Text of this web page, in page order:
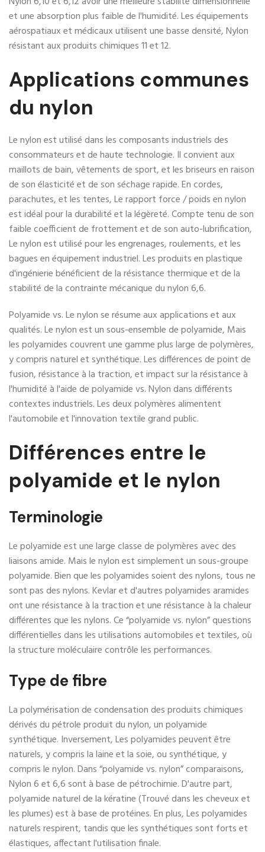
et une absorption plus faible de l'humidité. Les équipements
aérospatiaux et médicaux utilisent une basse densité, Nylon
résistant aux produits chimiques 11 et 12.
Applications communes
du nylon
Le nylon est utilisé dans les composants industriels des
consommateurs et de haute technologie. Il convient aux
maillots de bain, vêtements de sport, et les briseurs en raison
de son élasticité et de son séchage rapide. En cordes,
parachutes, et les tentes, Le rapport force / poids en nylon
est idéal pour la durabilité et la légèreté. Compte tenu de son
faible coefficient de frottement et de son auto-lubrification,
Le nylon est utilisé pour les engrenages, roulements, et les
bagues en équipement industriel. Les produits en plastique
d'ingénierie bénéficient de la résistance thermique et de la
stabilité de la contrainte mécanique du nylon 6,6.
Polyamide vs. Le nylon se résume aux applications et aux
qualités. Le nylon est un sous-ensemble de polyamide, Mais
les polyamides couvrent une gamme plus large de polymères,
y compris naturel et synthétique. Les différences de point de
fusion, résistance à la traction, et impact sur la résistance à
l'humidité à l'aide de polyamide vs. Nylon dans différents
contextes industriels. Les deux polymères alimentent
l'automobile et l'innovation textile grand public.
Différences entre le
polyamide et le nylon
Terminologie
Le polyamide est une large classe de polymères avec des
liaisons amide. Mais le nylon est simplement un sous-groupe
polyamide. Bien que les polyamides soient des nylons, tous ne
sont pas des nylons. Kevlar et d'autres polyamides aramides
ont une résistance à la traction et une résistance à la chaleur
différentes que les nylons. Ce “polyamide vs. nylon” questions
différentielles dans les utilisations automobiles et textiles, où
la structure moléculaire contrôle les performances.
Type de fibre
La polymérisation de condensation des produits chimiques
dérivés du pétrole produit du nylon, un polyamide
synthétique. Inversement, Les polyamides peuvent être
naturels, y compris la laine et la soie, ou synthétique, y
compris le nylon. Dans “polyamide vs. nylon” comparaisons,
Nylon 6 et 6,6 sont à base de pétrochimie. D'autre part,
polyamide naturel de la kératine (Trouvé dans les cheveux et
les plumes) est à base de protéines. En plus, Les polyamides
naturels respirent, tandis que les synthétiques sont forts et
élastiques, affectant l'utilisation finale.